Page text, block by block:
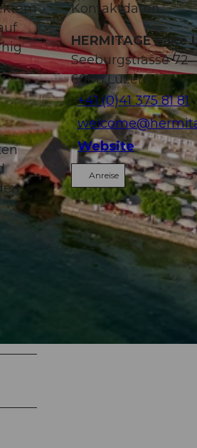
Kontaktdaten
HERMITAGE Lake
Seeburgstrasse 72
6006Luzern
+41 (0)41 375 81 81
Website
Anreise